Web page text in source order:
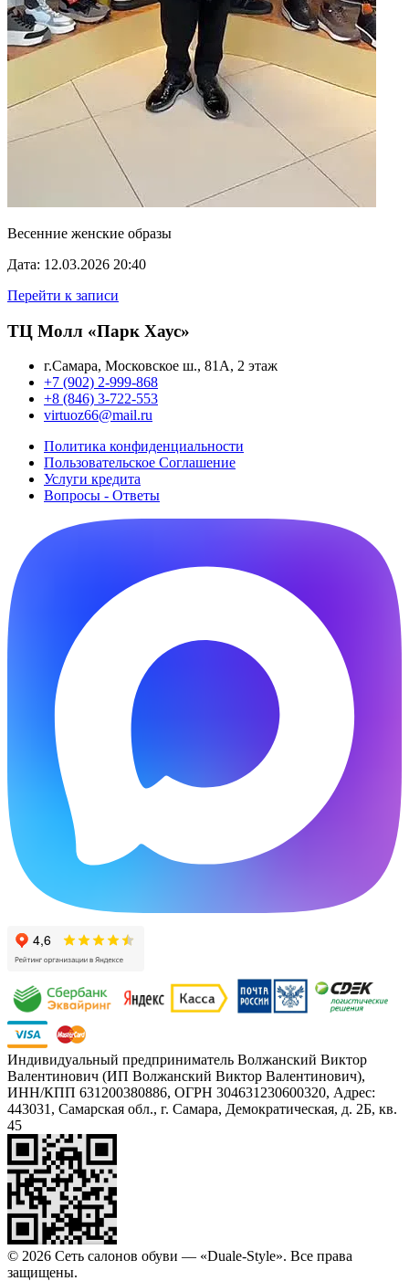
Весенние женские образы
Дата: 12.03.2026 20:40
Перейти к записи
ТЦ Молл «Парк Хаус»
г.Самара, Московское ш., 81А, 2 этаж
+7 (902) 2-999-868
+8 (846) 3-722-553
virtuoz66@mail.ru
Политика конфиденциальности
Пользовательское Cоглашение
Услуги кредита
Вопросы - Ответы
Индивидуальный предприниматель Волжанский Виктор
Валентинович (ИП Волжанский Виктор Валентинович),
ИНН/КПП 631200380886, ОГРН 304631230600320, Адрес:
443031, Самарская обл., г. Самара, Демократическая, д. 2Б, кв.
45
© 2026 Сеть салонов обуви — «Duale-Style». Все права
защищены.